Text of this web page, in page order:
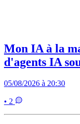
Mon IA à la
d'agents IA
05/08/2026 à 20:30
• 2